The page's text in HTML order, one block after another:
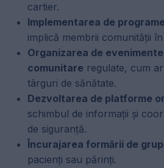
cartier.
Implementarea de
implică membrii comunității
Organizarea de evenimente
comunitare regulate, cum
târguri de sănătate.
Dezvoltarea de platforme
schimbul de informații și
de siguranță.
Încurajarea formării de
pacienți sau părinți.